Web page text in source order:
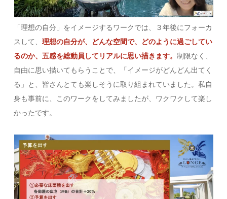
「理想の自分」をイメージするワークでは、３年後にフォーカ
スして、理想の自分が、どんな空間で、どのように過ごしてい
るのか、五感を総動員してリアルに思い描きます。制限なく、
自由に思い描いてもらうことで、「イメージがどんどん出てく
る」と、皆さんとても楽しそうに取り組まれていました。私自
身も事前に、このワークをしてみましたが、ワクワクして楽し
かったです。